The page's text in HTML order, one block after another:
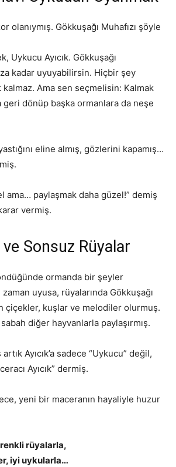
olanıymış. Gökkuşağı Muhafızı şöyle
Uykucu Ayıcık. Gökkuşağı
kadar uyuyabilirsin. Hiçbir şey
Ama sen seçmelisin: Kalmak
geri dönüp başka ormanlara da neşe
eline almış, gözlerini kapamış…
ama… paylaşmak daha güzel!” demiş
vermiş.
Sonsuz Rüyalar
ormanda bir şeyler
uyusa, rüyalarında Gökkuşağı
çiçekler, kuşlar ve melodiler olurmuş.
diğer hayvanlarla paylaşırmış.
Ayıcık’a sadece “Uykucu” değil,
Ayıcık” dermiş.
yeni bir maceranın hayaliyle huzur
rüyalarla,
iyi uykularla…